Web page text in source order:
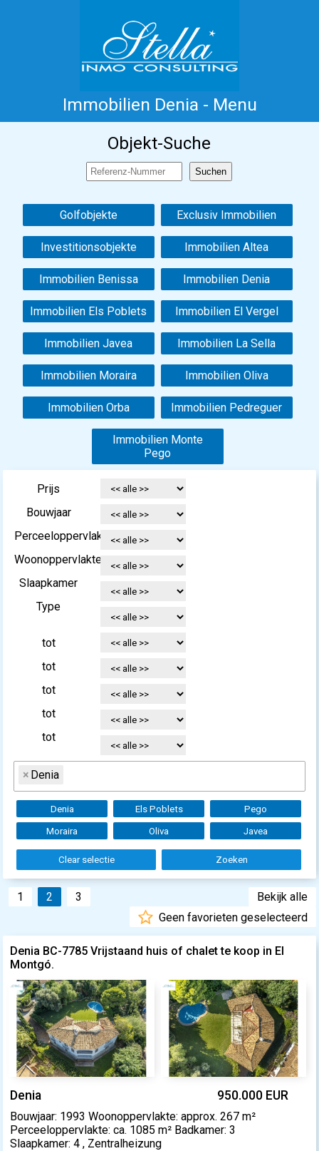
Immobilien Denia - Menu
Costa Blanca Koop
Nieuwbouw Informatie Referenties
Objekt-Suche
Golfobjekte Exclusiv Immobilien
Investitionsobjekte Immobilien Altea
Immobilien Benissa Immobilien Denia
Immobilien Els Poblets Immobilien El Vergel
Immobilien Javea Immobilien La Sella
Immobilien Moraira Immobilien Oliva
Immobilien Orba Immobilien Pedreguer
Immobilien Monte
Pego
Prijs
Bouwjaar
Perceeloppervlakte
Woonoppervlakte
Slaapkamer
Type
tot
tot
tot
tot
tot
× Denia
Denia Els Poblets Pego
Moraira Oliva Javea
Clear selectie Zoeken
1 2 3
Bekijk alle
Geen favorieten geselecteerd
Denia BC-7785 Vrijstaand huis of chalet te koop in El
Montgó.
Denia 950.000 EUR
Bouwjaar: 1993 Woonoppervlakte: approx. 267 m²
Perceeloppervlakte: ca. 1085 m² Badkamer: 3
Slaapkamer: 4 , Zentralheizung